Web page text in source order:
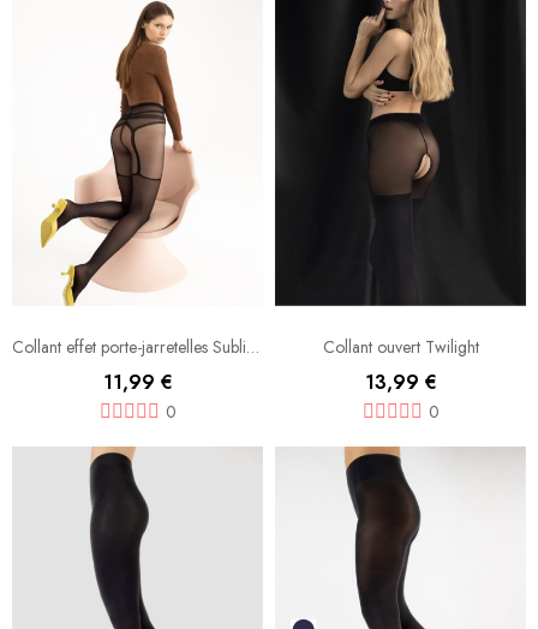
Collant effet porte-jarretelles Sublime
11,99 €
0
Collant ouvert Twilight
13,99 €
0